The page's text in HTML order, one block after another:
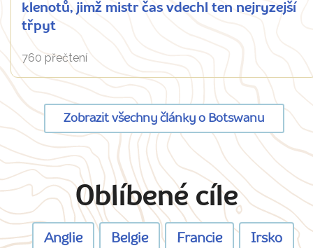
klenotů, jimž mistr čas vdechl ten nejryzejší
třpyt
760 přečtení
Zobrazit všechny články o Botswanu
Oblíbené cíle
Anglie Belgie Francie Irsko